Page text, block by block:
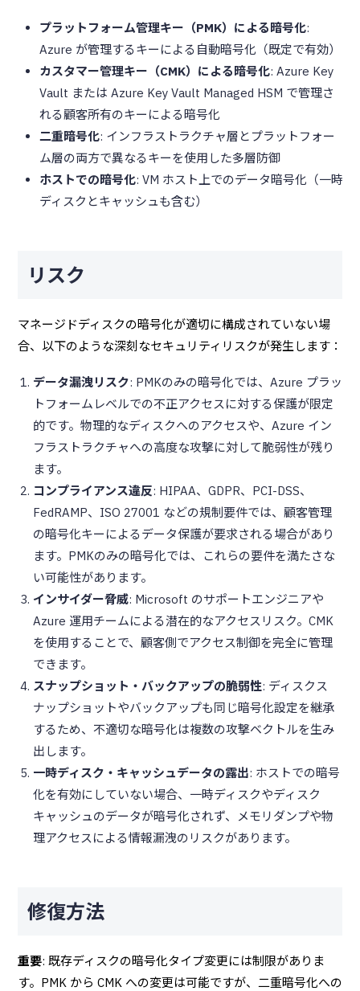
プラットフォーム管理キー（PMK）による暗号化:
Azure が管理するキーによる自動暗号化（既定で有効）
カスタマー管理キー（CMK）による暗号化: Azure Key
Vault または Azure Key Vault Managed HSM で管理さ
れる顧客所有のキーによる暗号化
二重暗号化: インフラストラクチャ層とプラットフォー
ム層の両方で異なるキーを使用した多層防御
ホストでの暗号化: VM ホスト上でのデータ暗号化（一時
ディスクとキャッシュも含む）
リスク
マネージドディスクの暗号化が適切に構成されていない場
合、以下のような深刻なセキュリティリスクが発生します：
データ漏洩リスク: PMKのみの暗号化では、Azure プラッ
トフォームレベルでの不正アクセスに対する保護が限定
的です。物理的なディスクへのアクセスや、Azure イン
フラストラクチャへの高度な攻撃に対して脆弱性が残り
ます。
コンプライアンス違反: HIPAA、GDPR、PCI-DSS、
FedRAMP、ISO 27001 などの規制要件では、顧客管理
の暗号化キーによるデータ保護が要求される場合があり
ます。PMKのみの暗号化では、これらの要件を満たさな
い可能性があります。
インサイダー脅威: Microsoft のサポートエンジニアや
Azure 運用チームによる潜在的なアクセスリスク。CMK
を使用することで、顧客側でアクセス制御を完全に管理
できます。
スナップショット・バックアップの脆弱性: ディスクス
ナップショットやバックアップも同じ暗号化設定を継承
するため、不適切な暗号化は複数の攻撃ベクトルを生み
出します。
一時ディスク・キャッシュデータの露出: ホストでの暗号
化を有効にしていない場合、一時ディスクやディスク
キャッシュのデータが暗号化されず、メモリダンプや物
理アクセスによる情報漏洩のリスクがあります。
修復方法
重要: 既存ディスクの暗号化タイプ変更には制限がありま
す。PMK から CMK への変更は可能ですが、二重暗号化への